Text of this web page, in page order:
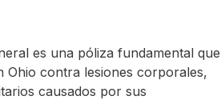
es una póliza fundamental que
Ohio contra lesiones corporales,
causados por sus